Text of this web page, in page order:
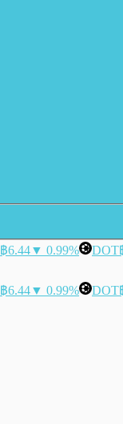
฿6.44▼ 0.99% DOT
฿6.44▼ 0.99% DOT